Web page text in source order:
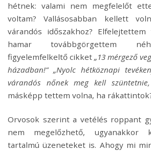
hétnek: valami nem megfelelőt
voltam? Vallásosabban kellett
várandós időszakhoz?
hamar továbbgörgettem
figyelemfelkeltő cikket „13 mérgező
házadban!” „Nyolc hétköznapi
várandós nőnek meg kell
másképp tettem volna, ha
Orvosok szerint a vetélés roppant
nem megelőzhető, ugyanakkor
tartalmú üzeneteket is. Ahogy mi